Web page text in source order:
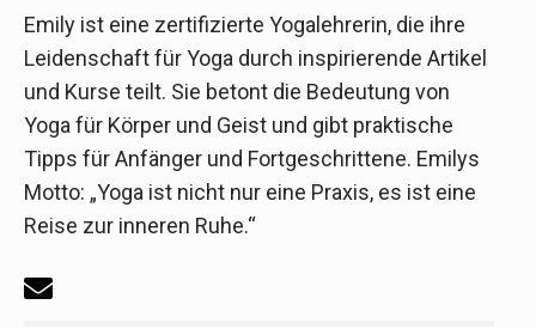
Emily ist eine zertifizierte Yogalehrerin, die ihre
Leidenschaft für Yoga durch inspirierende Artikel
und Kurse teilt. Sie betont die Bedeutung von
Yoga für Körper und Geist und gibt praktische
Tipps für Anfänger und Fortgeschrittene. Emilys
Motto: „Yoga ist nicht nur eine Praxis, es ist eine
Reise zur inneren Ruhe.“